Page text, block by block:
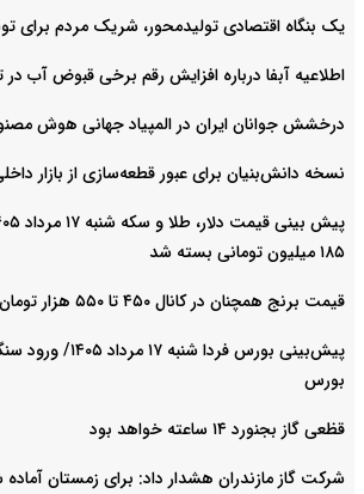
یک بنگاه اقتصادی تولیدمحور، شریک مردم برای
اطلاعیه آبفا درباره افزایش رقم برخی قبوض آب در
درخشش جوانان ایران در المپیاد جهانی هوش
نسخه دانش‌بنیان برای عبور قطعه‌سازی از بازار
۱۸۵ میلیون تومانی بسته شد
قیمت برنج همچنان در کانال ۴۵۰ تا ۵۵۰ هزار تومان
پیش‌بینی بورس فردا
بورس
قظعی گاز بجنورد ۱۴ ساعته خواهد بود
شرکت گاز مازندران هشدار داد: برای زمستان